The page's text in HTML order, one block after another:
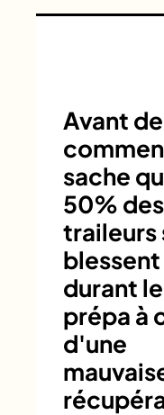
Avant de
sache
50% des
traileurs
blessent
durant
prépa à
d'une